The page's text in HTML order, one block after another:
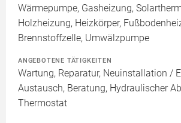
Wärmepumpe, Gasheizung,
Holzheizung, Heizkörper,
Brennstoffzelle, Umwälzpumpe
ANGEBOTENE TÄTIGKEITEN
Wartung, Reparatur, Neuinstallation /
Austausch, Beratung, Hydraulischer
Thermostat